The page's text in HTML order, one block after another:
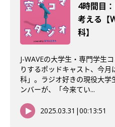
4時間目
考える【
科】
J-WAVEの大学生・専門学生
りするポッドキャスト、今月
科」。ラジオ好きの現役大学
ンバーが、「今来てい...
2025.03.31 |00:13:51